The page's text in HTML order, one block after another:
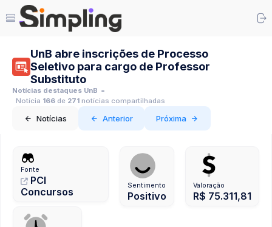
UnB abre inscrições de Processo
Seletivo para cargo de Professor
Substituto
Notícias destaques UnB
Notícia 166 de 271 notícias compartilhadas
Notícias Anterior Próxima
Fonte
PCI
Concursos
Sentimento
Positivo
Valoração
R$ 75.311,81